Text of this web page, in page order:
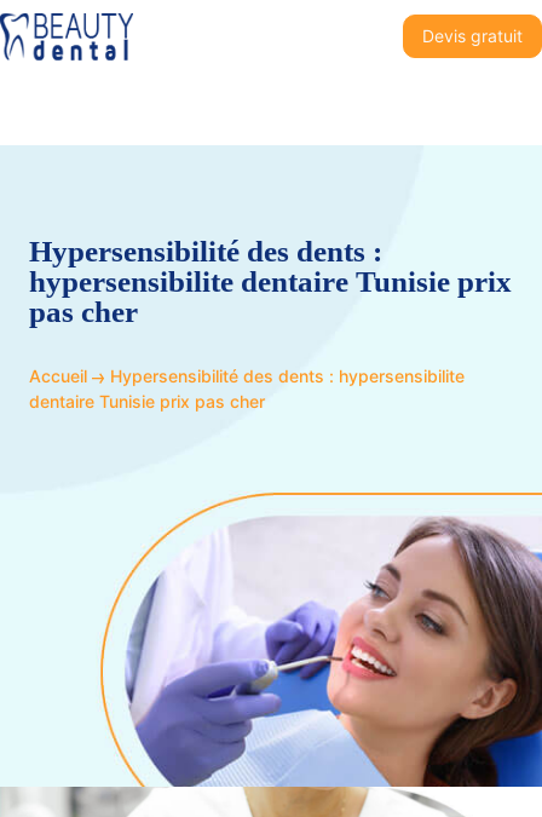
Devis gratuit
Hypersensibilité des dents :
hypersensibilite dentaire Tunisie prix
pas cher
Accueil
Hypersensibilité des dents : hypersensibilite
dentaire Tunisie prix pas cher